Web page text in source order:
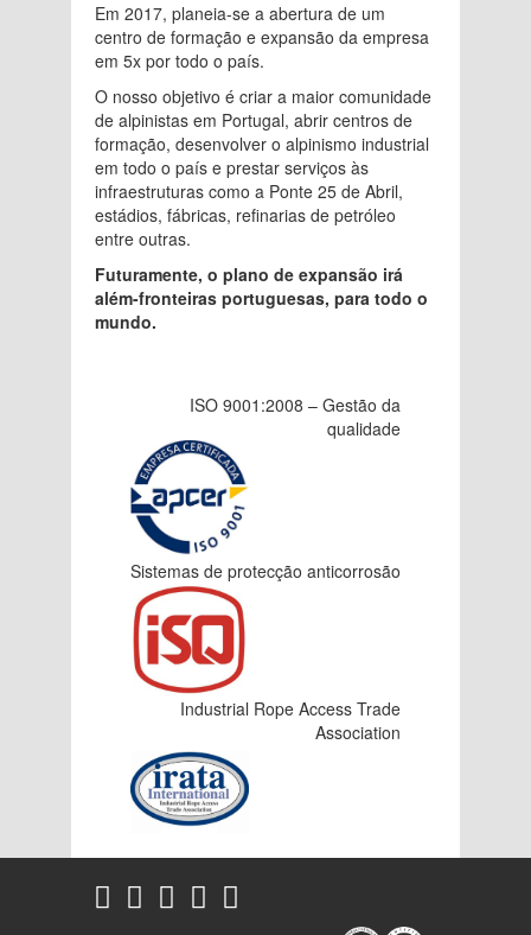
Em 2017, planeia-se a abertura de um
centro de formação e expansão da empresa
em 5x por todo o país.
O nosso objetivo é criar a maior comunidade
de alpinistas em Portugal, abrir centros de
formação, desenvolver o alpinismo industrial
em todo o país e prestar serviços às
infraestruturas como a Ponte 25 de Abril,
estádios, fábricas, refinarias de petróleo
entre outras.
Futuramente, o plano de expansão irá
além-fronteiras portuguesas, para todo o
mundo.
ISO 9001:2008 – Gestão da
qualidade
Sistemas de protecção anticorrosão
Industrial Rope Access Trade
Association